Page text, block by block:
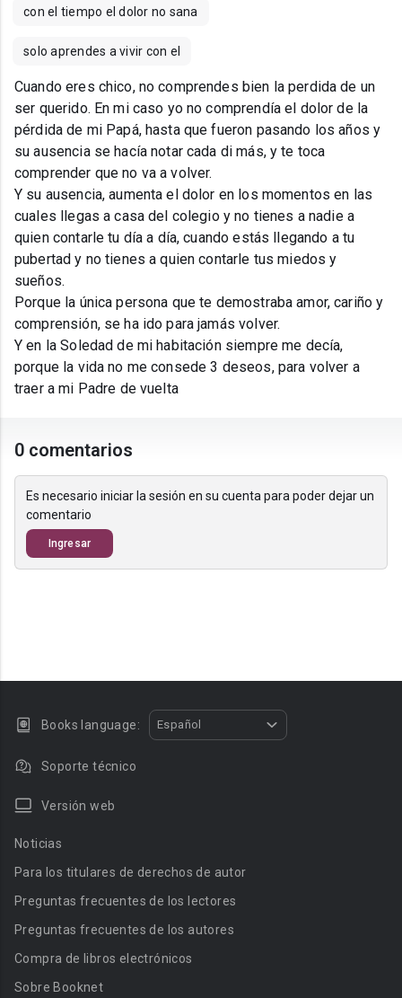
con el tiempo el dolor no sana
solo aprendes a vivir con el
Cuando eres chico, no comprendes bien la perdida de un
ser querido. En mi caso yo no comprendía el dolor de la
pérdida de mi Papá, hasta que fueron pasando los años y
su ausencia se hacía notar cada di más, y te toca
comprender que no va a volver.
Y su ausencia, aumenta el dolor en los momentos en las
cuales llegas a casa del colegio y no tienes a nadie a
quien contarle tu día a día, cuando estás llegando a tu
pubertad y no tienes a quien contarle tus miedos y
sueños.
Porque la única persona que te demostraba amor, cariño y
comprensión, se ha ido para jamás volver.
Y en la Soledad de mi habitación siempre me decía,
porque la vida no me consede 3 deseos, para volver a
traer a mi Padre de vuelta
0 comentarios
Es necesario iniciar la sesión en su cuenta para poder dejar un
comentario
Ingresar
Books language: Español
Soporte técnico
Versión web
Noticias
Para los titulares de derechos de autor
Preguntas frecuentes de los lectores
Preguntas frecuentes de los autores
Compra de libros electrónicos
Sobre Booknet